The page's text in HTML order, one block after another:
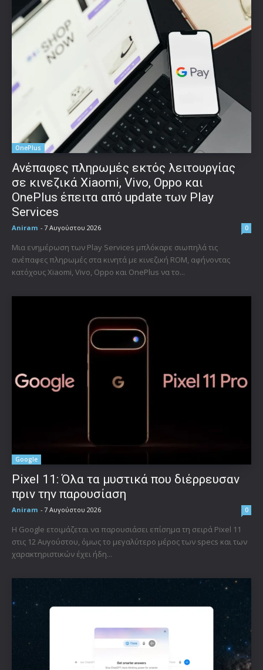
OnePlus
Ανέπαφες πληρωμές εκτός λειτουργίας
σε κινεζικά Xiaomi, Vivo, Oppo και
OnePlus έπειτα από update των Play
Services
Aniram - 7 Αυγούστου 2026 0
Μια ενημέρωση των Play Services μπλόκαρε σιωπηλά τις
ανέπαφες πληρωμές στα κινητά με κινεζική ROM, αφήνοντας
κατόχους Xiaomi, Vivo, Oppo και OnePlus να το...
Google
Pixel 11: Όλα τα μυστικά που διέρρευσαν
πριν την παρουσίαση
Aniram - 7 Αυγούστου 2026 0
Η Google ετοιμάζεται να παρουσιάσει επίσημα τη σειρά Pixel 11
στις 12 Αυγούστου, όμως το μεγαλύτερο μέρος των specs και των
χαρακτηριστικών έχει ήδη...